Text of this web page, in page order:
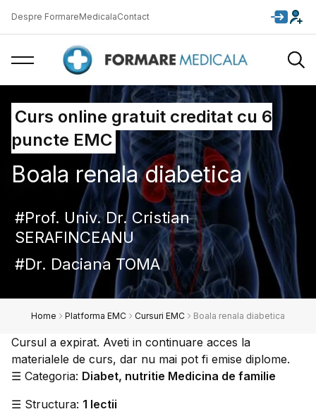
Despre FormareMedicalaContact
Curs online gratuit creditat cu 6
puncte EMC
Boala renala diabetica
Prof. Univ. Dr. Cristian
SERAFINCEANU
Dr. Daciana TOMA
Home Platforma EMC Cursuri EMC Boala renala diabetica
Cursul a expirat. Aveti in continuare acces la
materialele de curs, dar nu mai pot fi emise diplome.
☰ Categoria: Diabet, nutritie Medicina de familie
☰ Structura: 1 lectii